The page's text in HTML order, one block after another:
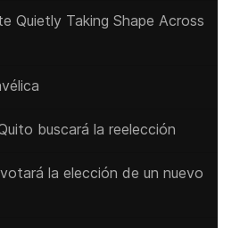
Quietly Taking Shape Across
buscará la reelección
la elección de un nuevo